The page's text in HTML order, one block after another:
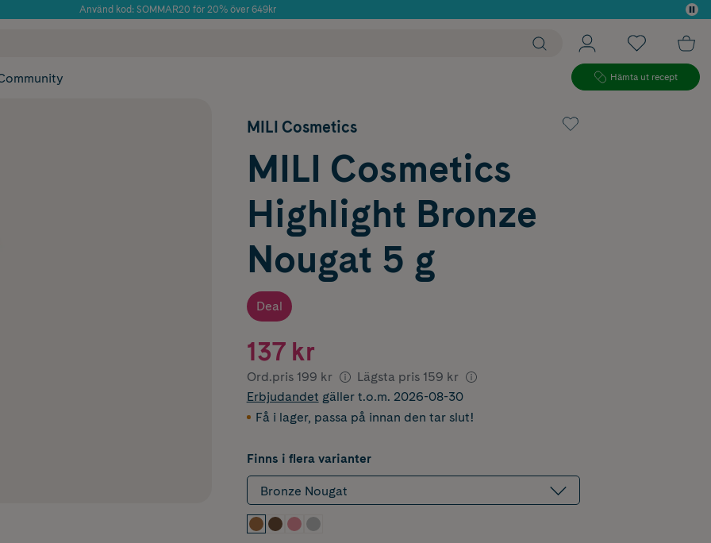
Använd kod: SOMMAR20 för 20% över 649kr
Hämta ut recept
MILI Cosmetics
MILI Cosmetics
Highlight Bronze
Nougat 5 g
Deal
137 kr
Ord.pris 199 kr Lägsta pris 159 kr
Erbjudandet gäller t.o.m. 2026-08-30
Få i lager, passa på innan den tar slut!
Finns i flera varianter
Bronze Nougat